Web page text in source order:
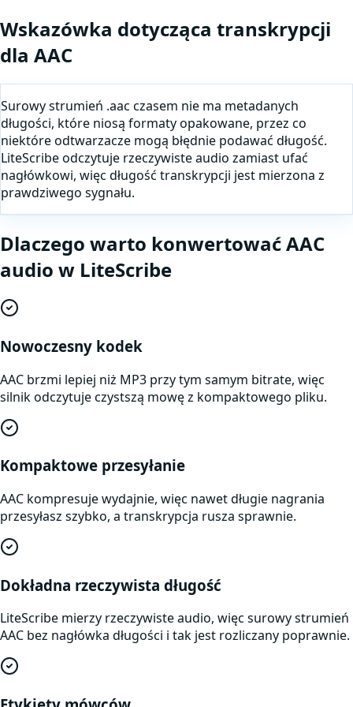
Wskazówka dotycząca transkrypcji
dla AAC
Surowy strumień .aac czasem nie ma metadanych
długości, które niosą formaty opakowane, przez co
niektóre odtwarzacze mogą błędnie podawać długość.
LiteScribe odczytuje rzeczywiste audio zamiast ufać
nagłówkowi, więc długość transkrypcji jest mierzona z
prawdziwego sygnału.
Dlaczego warto konwertowaćAAC
audio w LiteScribe
Nowoczesny kodek
AAC brzmi lepiej niż MP3 przy tym samym bitrate, więc
silnik odczytuje czystszą mowę z kompaktowego pliku.
Kompaktowe przesyłanie
AAC kompresuje wydajnie, więc nawet długie nagrania
przesyłasz szybko, a transkrypcja rusza sprawnie.
Dokładna rzeczywista długość
LiteScribe mierzy rzeczywiste audio, więc surowy strumień
AAC bez nagłówka długości i tak jest rozliczany poprawnie.